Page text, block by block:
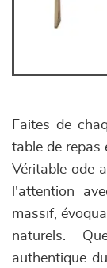
Faites de
table de repas
Véritable ode
l'attention
massif,
naturels.
authentique